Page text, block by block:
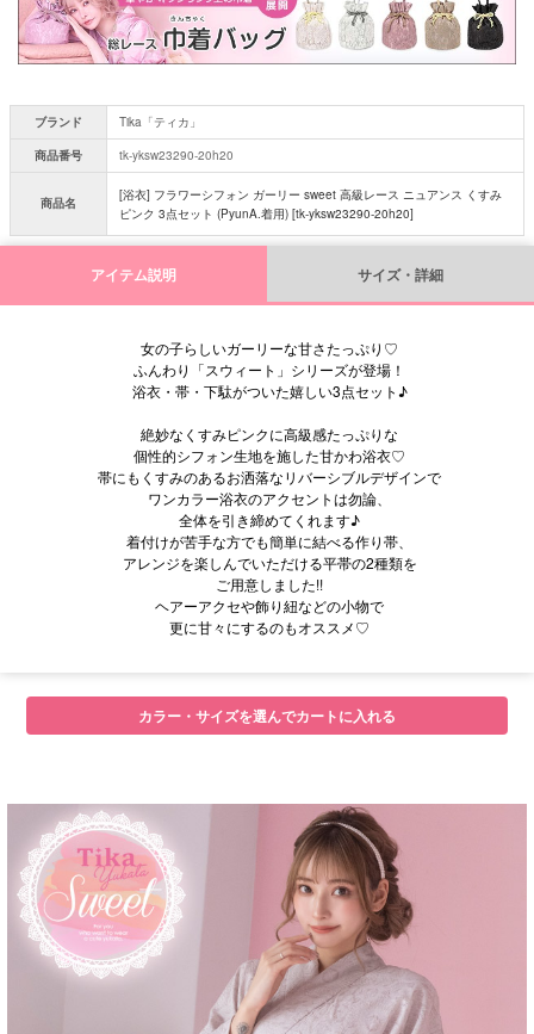
ブランド
Tika「ティカ」
商品番号
tk-yksw23290-20h20
商品名
[浴衣] フラワーシフォン ガーリー sweet 高級レース ニュアンス くすみ
ピンク 3点セット (PyunA.着用) [tk-yksw23290-20h20]
アイテム説明 サイズ・詳細
女の子らしいガーリーな甘さたっぷり♡
ふんわり「スウィート」シリーズが登場！
浴衣・帯・下駄がついた嬉しい3点セット♪
絶妙なくすみピンクに高級感たっぷりな
個性的シフォン生地を施した甘かわ浴衣♡
帯にもくすみのあるお洒落なリバーシブルデザインで
ワンカラー浴衣のアクセントは勿論、
全体を引き締めてくれます♪
着付けが苦手な方でも簡単に結べる作り帯、
アレンジを楽しんでいただける平帯の2種類を
ご用意しました!!
ヘアーアクセや飾り紐などの小物で
更に甘々にするのもオススメ♡
カラー・サイズを選んでカートに入れる